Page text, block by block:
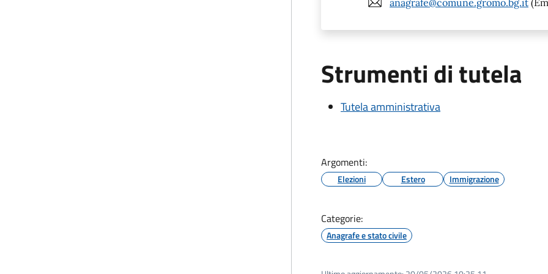
Strumenti di tutela
Tutela amministrativa
Argomenti:
Elezioni Estero Immigrazione
Categorie:
Anagrafe e stato civile